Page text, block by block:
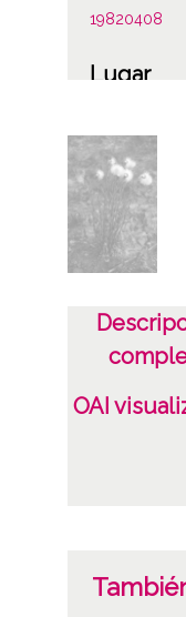
19820408
Lugar
Legutio /
Materia
Plantas y
Tusilago,
caballo
Licencia
OAI